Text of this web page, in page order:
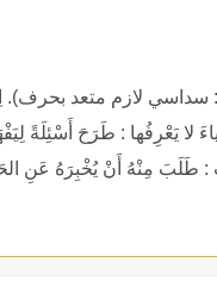
لازم متعد بحرف).
لا يَعْرِفُها : طَرَحَ أَسْئِلَةً
: طَلَبَ مِنْهُ أَنْ يُخْبِرَهُ عَنِ